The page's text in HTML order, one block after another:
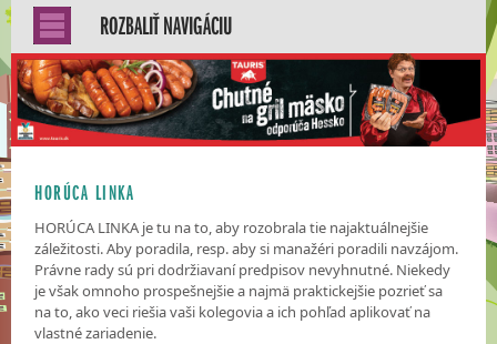
ROZBALIŤ NAVIGÁCIU
HORÚCA LINKA
HORÚCA LINKA je tu na to, aby rozobrala tie najaktuálnejšie
záležitosti. Aby poradila, resp. aby si manažéri poradili navzájom.
Právne rady sú pri dodržiavaní predpisov nevyhnutné. Niekedy
je však omnoho prospešnejšie a najmä praktickejšie pozrieť sa
na to, ako veci riešia vaši kolegovia a ich pohľad aplikovať na
vlastné zariadenie.